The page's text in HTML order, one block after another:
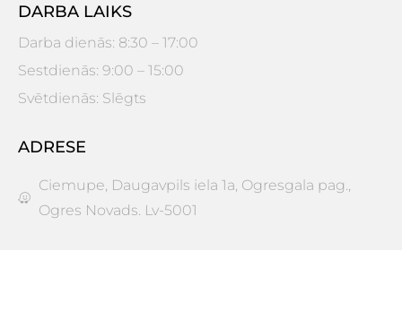
DARBA LAIKS
Darba dienās: 8:30 – 17:00
Sestdienās: 9:00 – 15:00
Svētdienās: Slēgts
ADRESE
Ciemupe, Daugavpils iela 1a, Ogresgala pag.,
Ogres Novads. Lv-5001